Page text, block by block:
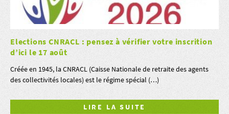
Elections CNRACL : pensez à vérifier votre inscrition
d’ici le 17 août
Créée en 1945, la CNRACL (Caisse Nationale de retraite des agents
des collectivités locales) est le régime spécial (…)
LIRE LA SUITE